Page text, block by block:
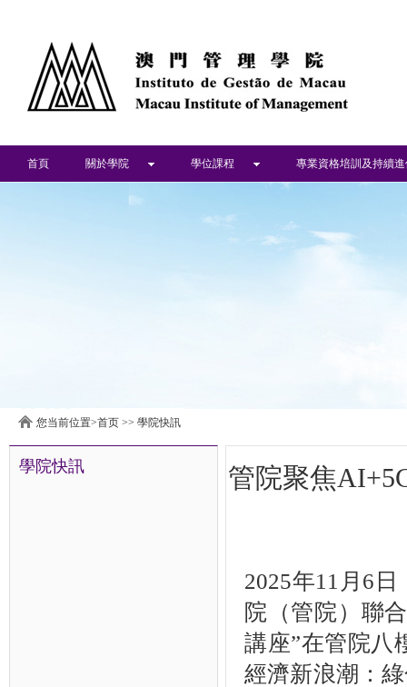
首頁 關於學院 學位課程 專業資格培訓及持續
您当前位置>首页 >> 學院快訊
學院快訊 管院聚焦
2025年11月6
院（管院）聯
講座”在管院八
經濟新浪潮：